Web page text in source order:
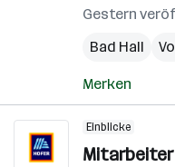
Gestern
Bad Hall
Merken
Einblicke
Mitarbeiter